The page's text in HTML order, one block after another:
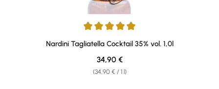
Average rating of 5 out of 5 stars
Nardini Tagliatella Cocktail 35% vol. 1,0l
(34,90 € / 1 l)
Regular price:
34,90 €